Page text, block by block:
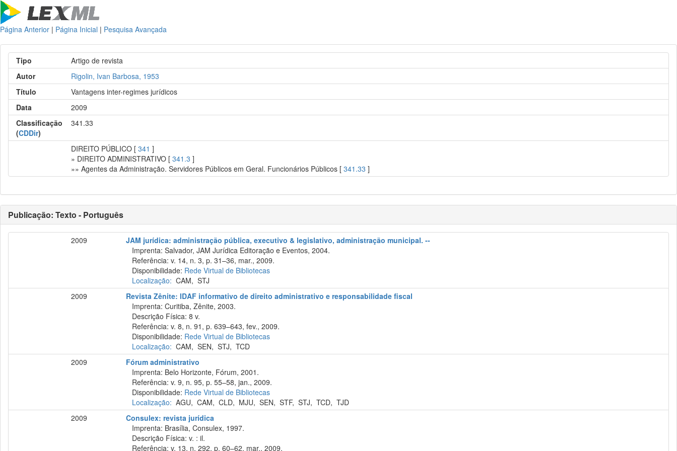
Página Anterior | Página Inicial | Pesquisa Avançada
Tipo
Artigo de revista
Autor
Rigolin, Ivan Barbosa, 1953
Título
Vantagens inter-regimes jurídicos
Data
2009
Classificação
(CDDir)
341.33
DIREITO PÚBLICO [341 ]
» DIREITO ADMINISTRATIVO [341.3 ]
»» Agentes da Administração. Servidores Públicos em Geral. Funcionários Públicos [341.33 ]
Publicação: Texto - Português
2009
JAM jurídica: administração pública, executivo & legislativo, administração municipal. --
Imprenta: Salvador, JAM Jurídica Editoração e Eventos, 2004.
Referência: v. 14, n. 3, p. 31–36, mar., 2009.
Disponibilidade: Rede Virtual de Bibliotecas
Localização: CAM,STJ
2009
Revista Zênite: IDAF informativo de direito administrativo e responsabilidade fiscal
Imprenta: Curitiba, Zênite, 2003.
Descrição Física: 8 v.
Referência: v. 8, n. 91, p. 639–643, fev., 2009.
Disponibilidade: Rede Virtual de Bibliotecas
Localização: CAM,SEN,STJ,TCD
2009
Fórum administrativo
Imprenta: Belo Horizonte, Fórum, 2001.
Referência: v. 9, n. 95, p. 55–58, jan., 2009.
Disponibilidade: Rede Virtual de Bibliotecas
Localização: AGU,CAM,CLD, MJU,SEN,STF,STJ,TCD,TJD
2009
Consulex: revista jurídica
Imprenta: Brasília, Consulex, 1997.
Descrição Física: v. : il.
Referência: v. 13, n. 292, p. 60–62, mar., 2009.